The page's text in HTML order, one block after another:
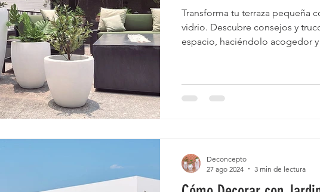
Transforma tu terraza pequeña
vidrio. Descubre consejos y
espacio, haciéndolo acogedor
Deconcepto
27 ago 2024
3 min de lectura